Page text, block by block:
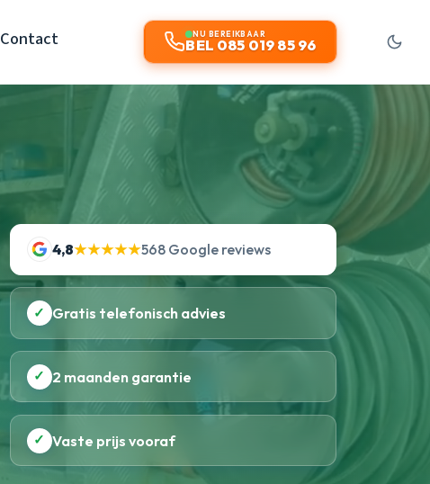
Contact NU BEREIKBAAR
BEL 085 019 85 96
4,8★★★★★568 Google reviews
✓ Gratis telefonisch advies
✓ 2 maanden garantie
✓ Vaste prijs vooraf